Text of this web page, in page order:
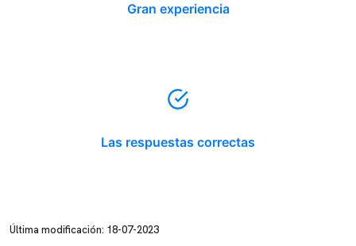
Gran experiencia
Las respuestas correctas
Última modificación: 18-07-2023